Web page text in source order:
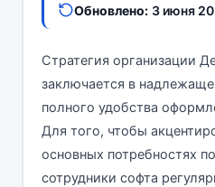
Обновлено: 3 июня
Стратегия организации
заключается в
полного удобства
Для того, чтобы
основных потребностях
сотрудники софта